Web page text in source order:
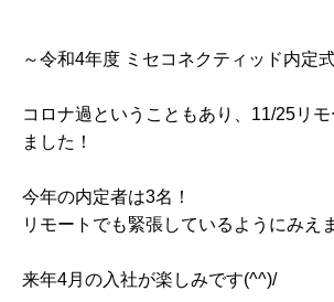
～令和4年度 ミセコネクティッド内定
コロナ過ということもあり、11/25リ
ました！
今年の内定者は3名！
リモートでも緊張しているようにみえ
来年4月の入社が楽しみです(^^)/